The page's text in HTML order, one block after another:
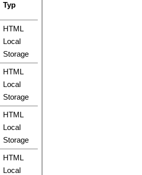
Typ
HTML
Local
Storage
HTML
Local
Storage
HTML
Local
Storage
HTML
Local